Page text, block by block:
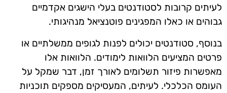
לעיתים קרובות לסטודנטים בעלי הישגים אקדמיים
גבוהים או כאלו המפגינים פוטנציאל מנהיגותי.
בנוסף, סטודנטים יכולים לפנות לגופים ממשלתיים או
פרטים המציעים הלוואות לימודים. הלוואות אלו
מאפשרות פיזור תשלומים לאורך זמן, דבר שמקל על
העומס הכלכלי. לעיתים, המעסיקים מספקים תוכניות